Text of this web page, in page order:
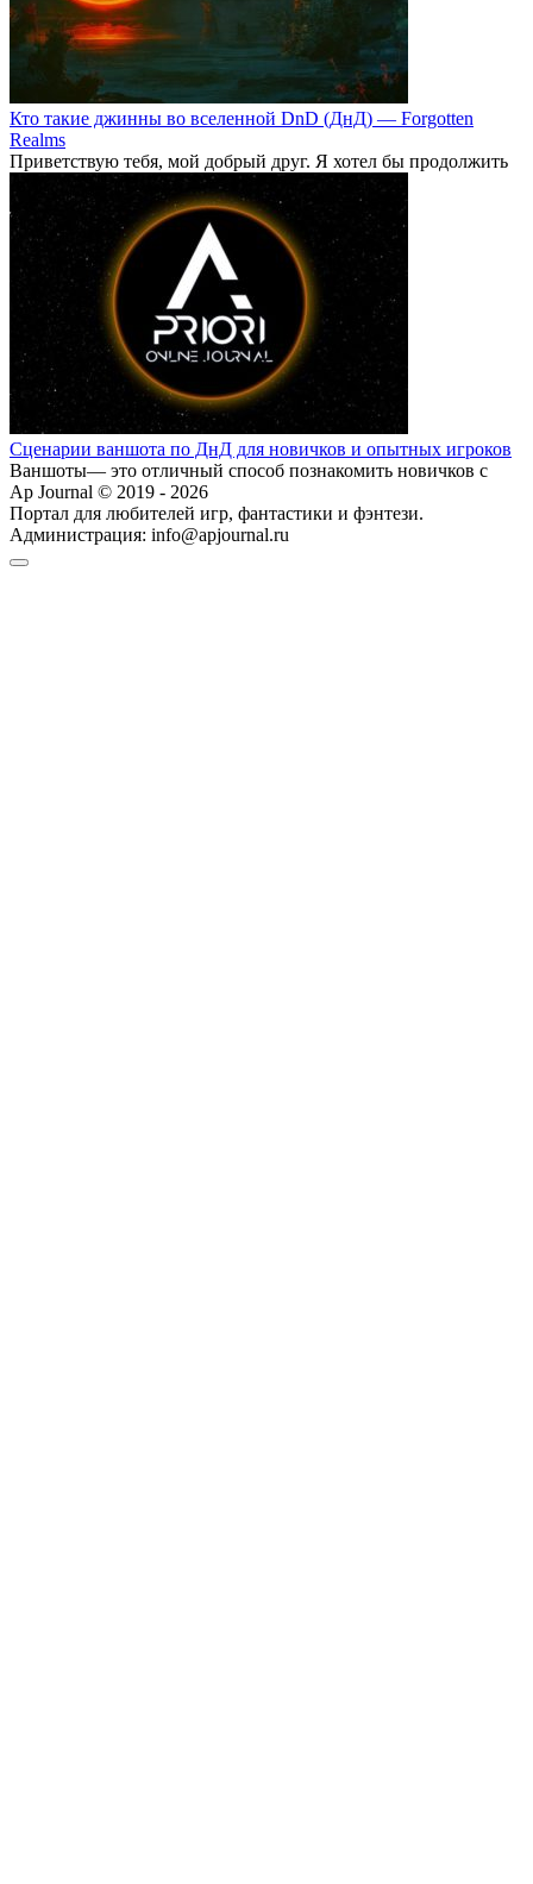
Кто такие джинны во вселенной DnD (ДнД) — Forgotten
Realms
Приветствую тебя, мой добрый друг. Я хотел бы продолжить
Сценарии ваншота по ДнД для новичков и опытных игроков
Ваншоты— это отличный способ познакомить новичков с
Ap Journal © 2019 - 2026
Портал для любителей игр, фантастики и фэнтези.
Администрация: info@apjournal.ru